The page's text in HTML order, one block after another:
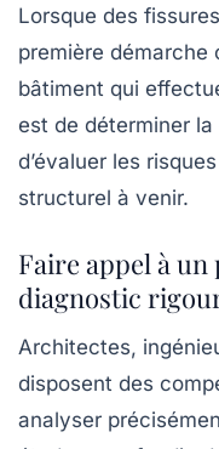
Lorsque des
première démarche
bâtiment qui
est de déterminer
d’évaluer les
structurel à venir.
Faire appel à
diagnostic
Architectes,
disposent des
analyser